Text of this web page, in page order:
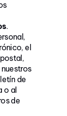
.
el
de
o al
de